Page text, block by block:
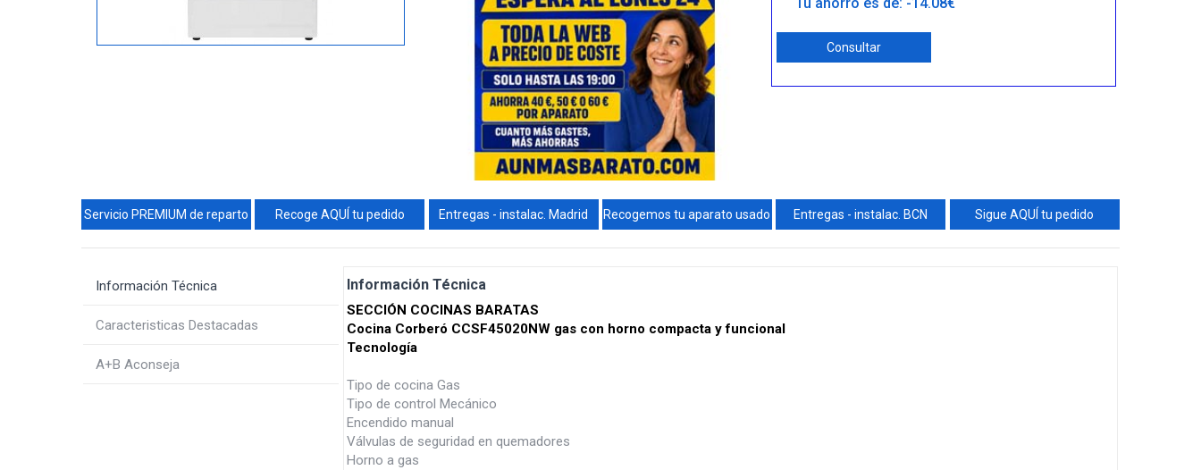
Consultar
Servicio PREMIUM de reparto Recoge AQUÍ tu pedido Entregas - instalac. Madrid Recogemos tu aparato usado Entregas - instalac. BCN Sigue AQUÍ tu pedido
Información Técnica
Caracteristicas Destacadas
A+B Aconseja
Información Técnica
SECCIÓN COCINAS BARATAS
Cocina Corberó CCSF45020NW gas con horno compacta y funcional
Tecnología
Tipo de cocina Gas
Tipo de control Mecánico
Encendido manual
Válvulas de seguridad en quemadores
Horno a gas